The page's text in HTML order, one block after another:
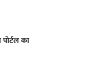
पोर्टल का